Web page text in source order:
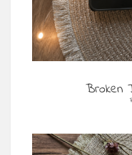
Broken